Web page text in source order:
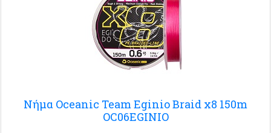
Νήμα Oceanic Team Eginio Braid x8 150m
OC06EGINIO